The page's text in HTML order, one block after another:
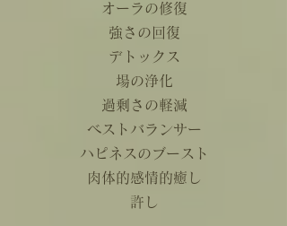
オーラの修復
強さの回復
デトックス
場の浄化
過剰さの軽減
ベストバランサー
ハピネスのブースト
肉体的感情的癒し
許し